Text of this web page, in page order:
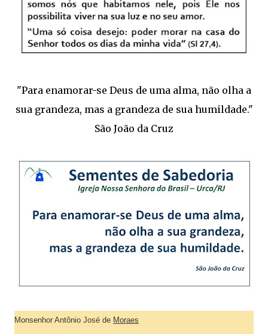
"Para enamorar-se Deus de uma alma, não olha a
sua grandeza, mas a grandeza de sua humildade."
São João da Cruz
Monsenhor Antônio José de Moraes